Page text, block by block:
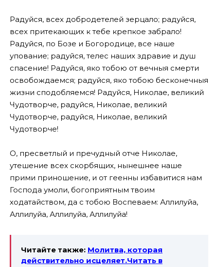
Радуйся, всех добродетелей зерцало; радуйся,
всех притекающих к тебе крепкое забрало!
Радуйся, по Бозе и Богородице, все наше
упование; радуйся, телес наших здравие и душ
спасение! Радуйся, яко тобою от вечныя смерти
освобождаемся; радуйся, яко тобою бесконечныя
жизни сподобляемся! Радуйся, Николае, великий
Чудотворче, радуйся, Николае, великий
Чудотворче, радуйся, Николае, великий
Чудотворче!
О, пресветлый и пречудный отче Николае,
утешение всех скорбящих, нынешнее наше
прими приношение, и от геенны избавитися нам
Господа умоли, богоприятным твоим
ходатайством, да с тобою Воспеваем: Аллилуйа,
Аллилуйа, Аллилуйа, Аллилуйа!
Читайте также: Молитва, которая
действительно исцеляет.Читать в